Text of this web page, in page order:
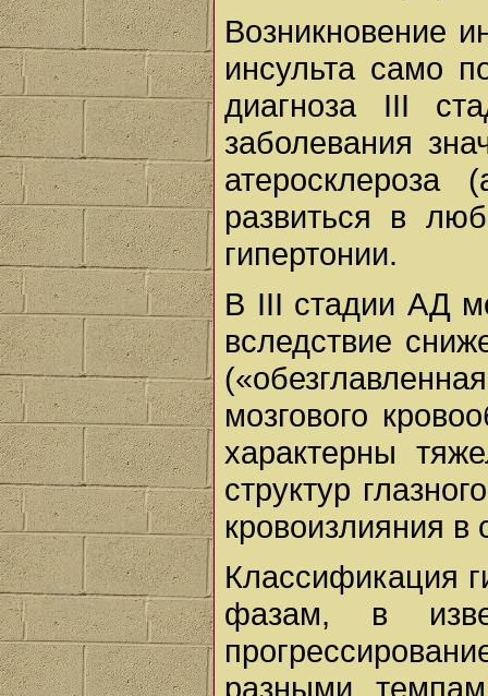
Возникновение
инсульта само
диагноза III
заболевания
атеросклероза
развиться в
гипертонии.
В III стадии АД
вследствие
мозгового
характерны
структур
кровоизлияния в
Классификация
фазам, в
разными